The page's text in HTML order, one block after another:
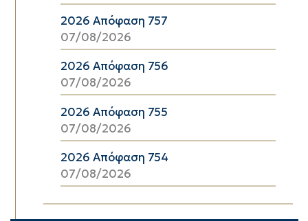
2026 Απόφαση 757
07/08/2026
2026 Απόφαση 756
07/08/2026
2026 Απόφαση 755
07/08/2026
2026 Απόφαση 754
07/08/2026